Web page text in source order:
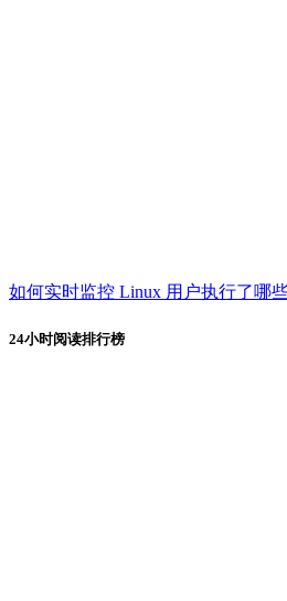
如何实时监控 Linux 用户执行了哪些
24小时阅读排行榜